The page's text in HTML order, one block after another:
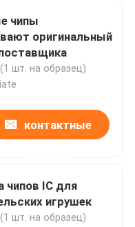
чипы
оригинальный
шт. на образец)
контактные
чипов IC для
игрушек
шт. на образец)